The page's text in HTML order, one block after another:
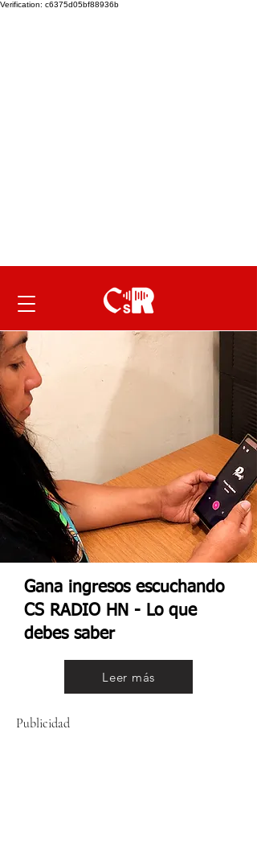
Verification: c6375d05bf88936b
Gana ingresos escuchando
CS RADIO HN - Lo que
debes saber
Leer más
Publicidad